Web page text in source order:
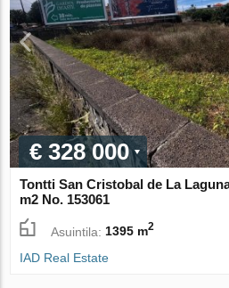
€ 328 000
Tontti San Cristobal de La
m2 No. 153061
Asuintila:1395 m2
IAD Real Estate